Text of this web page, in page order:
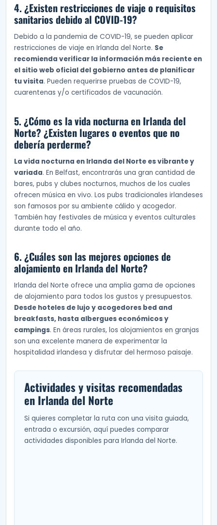
4. ¿Existen restricciones de viaje o requisitos
sanitarios debido al COVID-19?
Debido a la pandemia de COVID-19, se pueden aplicar
restricciones de viaje en Irlanda del Norte. Se
recomienda verificar la información más reciente en
el sitio web oficial del gobierno antes de planificar
tu visita. Pueden requerirse pruebas de COVID-19,
cuarentenas y/o certificados de vacunación.
5. ¿Cómo es la vida nocturna en Irlanda del
Norte? ¿Existen lugares o eventos que no
debería perderme?
La vida nocturna en Irlanda del Norte es vibrante y
variada. En Belfast, encontrarás una gran cantidad de
bares, pubs y clubes nocturnos, muchos de los cuales
ofrecen música en vivo. Los pubs tradicionales irlandeses
son famosos por su ambiente cálido y acogedor.
También hay festivales de música y eventos culturales
durante todo el año.
6. ¿Cuáles son las mejores opciones de
alojamiento en Irlanda del Norte?
Irlanda del Norte ofrece una amplia gama de opciones
de alojamiento para todos los gustos y presupuestos.
Desde hoteles de lujo y acogedores bed and
breakfasts, hasta albergues económicos y
campings. En áreas rurales, los alojamientos en granjas
son una excelente manera de experimentar la
hospitalidad irlandesa y disfrutar del hermoso paisaje.
Actividades y visitas recomendadas
en Irlanda del Norte
Si quieres completar la ruta con una visita guiada,
entrada o excursión, aquí puedes comparar
actividades disponibles para Irlanda del Norte.